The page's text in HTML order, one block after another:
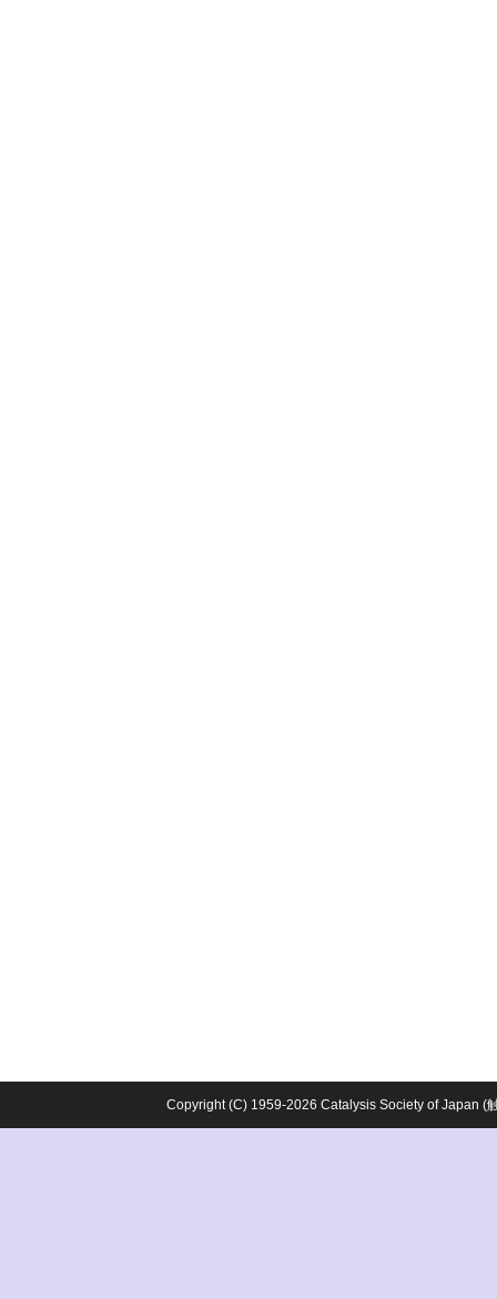
Copyright (C) 1959-2026 Catalysis Society of Japan (